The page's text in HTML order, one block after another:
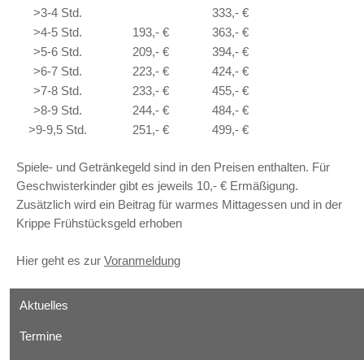
>3-4 Std.
333,- €
>4-5 Std.
193,- €
363,- €
>5-6 Std.
209,- €
394,- €
>6-7 Std.
223,- €
424,- €
>7-8 Std.
233,- €
455,- €
>8-9 Std.
244,- €
484,- €
>9-9,5 Std.
251,- € 499,- €
Spiele- und Getränkegeld sind in den Preisen enthalten. Für
Geschwisterkinder gibt es jeweils 10,- € Ermäßigung.
Zusätzlich wird ein Beitrag für warmes Mittagessen und in der
Krippe Frühstücksgeld erhoben
Hier geht es zur Voranmeldung
Aktuelles
Termine